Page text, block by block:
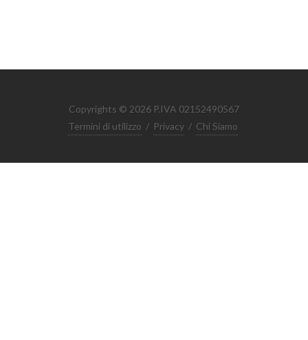
Copyrights © 2026 P.IVA 02152490567
Termini di utilizzo / Privacy / Chi Siamo